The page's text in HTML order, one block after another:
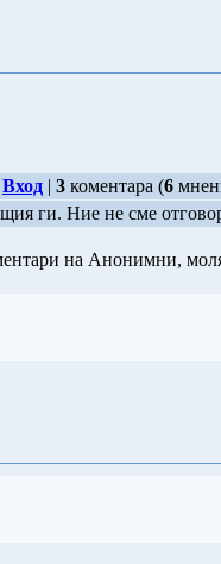
Вход | 3 коментара (6
ги. Ние не сме
на Анонимни,